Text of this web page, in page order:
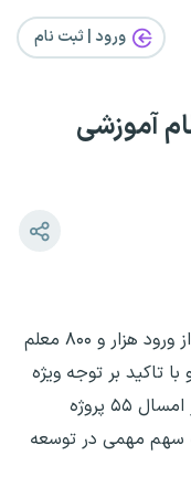
ورود | ثبت‌ نام
نظام آموزشی
مدیرکل آموزش و پرورش استان گلستان از ورود هزار و ۸۰۰ معلم
تاکید بر توجه ویژه
دولت به آموزش و پرورش اظهار کرد: مهر امسال ۵۵ پروژه
سهم مهمی در توسعه